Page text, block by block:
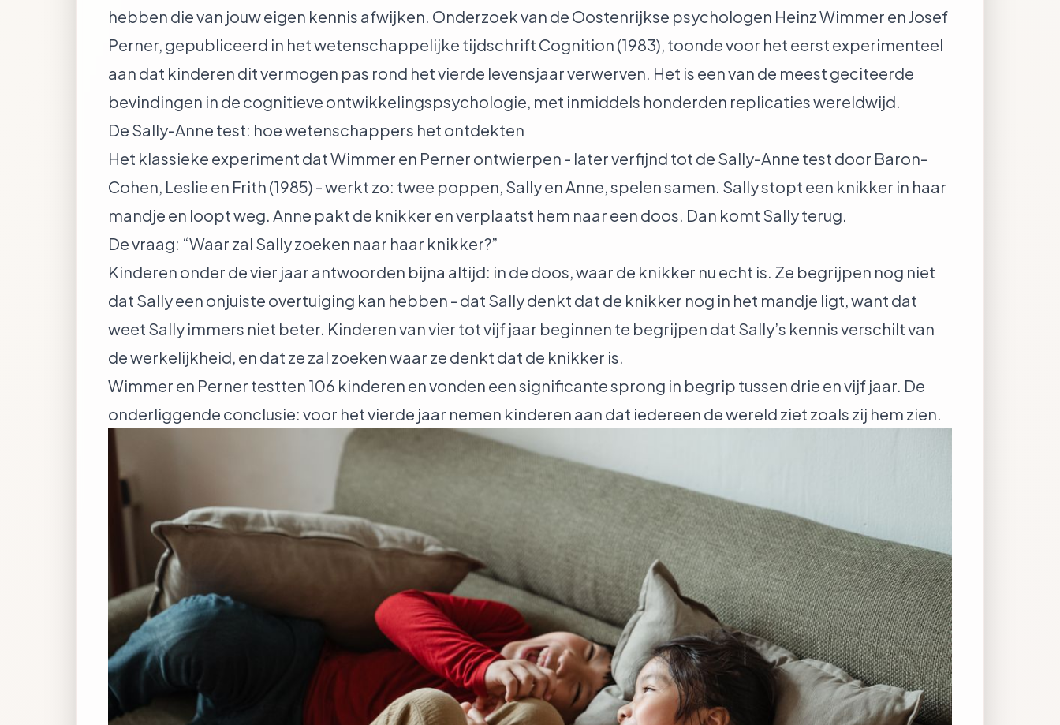
hebben die van jouw eigen kennis afwijken. Onderzoek van de Oostenrijkse psychologen Heinz Wimmer en Josef
Perner, gepubliceerd in het wetenschappelijke tijdschrift Cognition (1983), toonde voor het eerst experimenteel
aan dat kinderen dit vermogen pas rond het vierde levensjaar verwerven. Het is een van de meest geciteerde
bevindingen in de cognitieve ontwikkelingspsychologie, met inmiddels honderden replicaties wereldwijd.
De Sally-Anne test: hoe wetenschappers het ontdekten
Het klassieke experiment dat Wimmer en Perner ontwierpen - later verfijnd tot de Sally-Anne test door Baron-
Cohen, Leslie en Frith (1985) - werkt zo: twee poppen, Sally en Anne, spelen samen. Sally stopt een knikker in haar
mandje en loopt weg. Anne pakt de knikker en verplaatst hem naar een doos. Dan komt Sally terug.
De vraag: “Waar zal Sally zoeken naar haar knikker?”
Kinderen onder de vier jaar antwoorden bijna altijd: in de doos, waar de knikker nu echt is. Ze begrijpen nog niet
dat Sally een onjuiste overtuiging kan hebben - dat Sally denkt dat de knikker nog in het mandje ligt, want dat
weet Sally immers niet beter. Kinderen van vier tot vijf jaar beginnen te begrijpen dat Sally’s kennis verschilt van
de werkelijkheid, en dat ze zal zoeken waar ze denkt dat de knikker is.
Wimmer en Perner testten 106 kinderen en vonden een significante sprong in begrip tussen drie en vijf jaar. De
onderliggende conclusie: voor het vierde jaar nemen kinderen aan dat iedereen de wereld ziet zoals zij hem zien.